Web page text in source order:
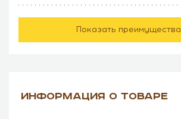
Показать преимущества
ИНФОРМАЦИЯ О ТОВАРЕ